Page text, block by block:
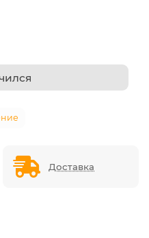
Доставка